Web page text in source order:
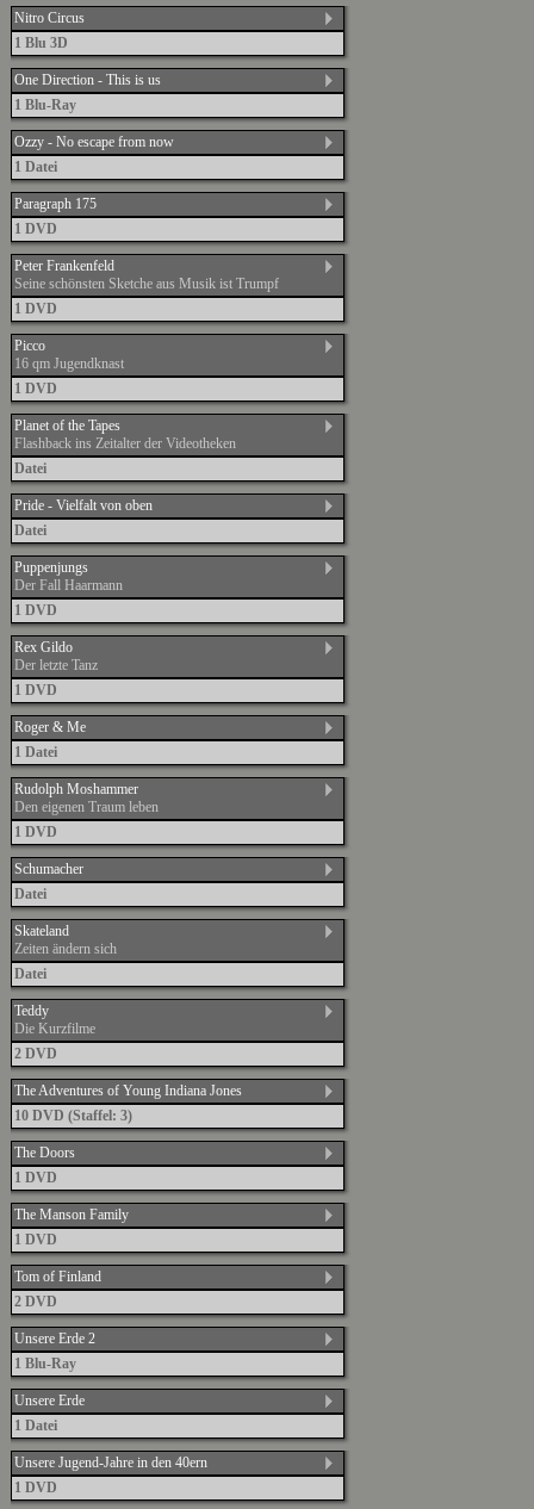
Nitro Circus
1 Blu 3D
One Direction - This is us
1 Blu-Ray
Ozzy - No escape from now
1 Datei
Paragraph 175
1 DVD
Peter Frankenfeld
Seine schönsten Sketche aus Musik ist Trumpf
1 DVD
Picco
16 qm Jugendknast
1 DVD
Planet of the Tapes
Flashback ins Zeitalter der Videotheken
Datei
Pride - Vielfalt von oben
Datei
Puppenjungs
Der Fall Haarmann
1 DVD
Rex Gildo
Der letzte Tanz
1 DVD
Roger & Me
1 Datei
Rudolph Moshammer
Den eigenen Traum leben
1 DVD
Schumacher
Datei
Skateland
Zeiten ändern sich
Datei
Teddy
Die Kurzfilme
2 DVD
The Adventures of Young Indiana Jones
10 DVD (Staffel: 3)
The Doors
1 DVD
The Manson Family
1 DVD
Tom of Finland
2 DVD
Unsere Erde 2
1 Blu-Ray
Unsere Erde
1 Datei
Unsere Jugend-Jahre in den 40ern
1 DVD